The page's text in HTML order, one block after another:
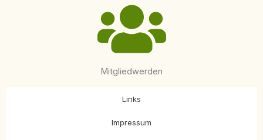
Mitgliedwerden
Links
Impressum